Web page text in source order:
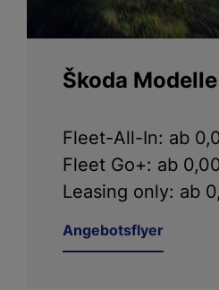
Škoda Modelle
Fleet-All-In: ab
Fleet Go+: ab
Leasing only: ab
Angebotsflyer